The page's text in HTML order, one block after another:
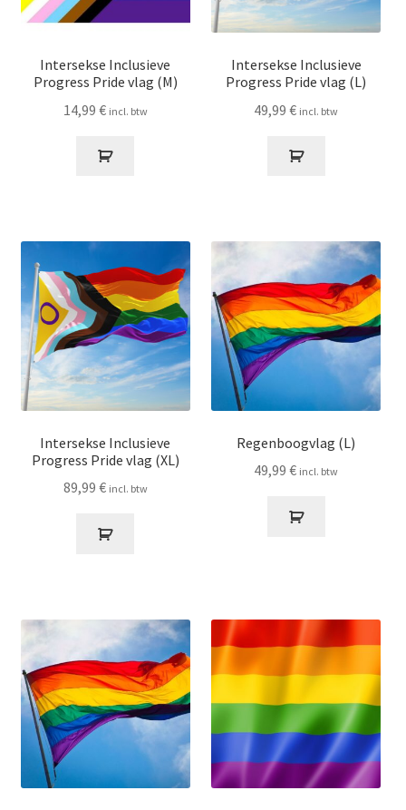
Intersekse Inclusieve
Progress Pride vlag (M)
14,99 € incl. btw
Intersekse Inclusieve
Progress Pride vlag (L)
49,99€ incl. btw
Intersekse Inclusieve
Progress Pride vlag (XL)
89,99 € incl. btw
Regenboogvlag (L)
49,99€ incl. btw